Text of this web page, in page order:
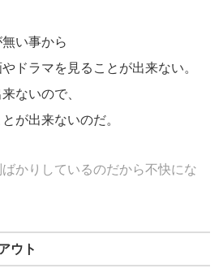
い事から
ドラマを見ることが出来ない。
ないので、
が出来ないのだ。
かりしているのだから不快にな
ウト